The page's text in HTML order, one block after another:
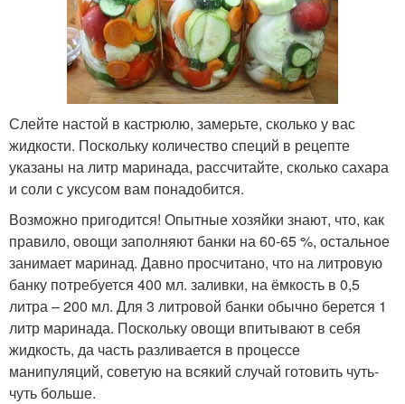
Слейте настой в кастрюлю, замерьте, сколько у вас
жидкости. Поскольку количество специй в рецепте
указаны на литр маринада, рассчитайте, сколько сахара
и соли с уксусом вам понадобится.
Возможно пригодится! Опытные хозяйки знают, что, как
правило, овощи заполняют банки на 60-65 %, остальное
занимает маринад. Давно просчитано, что на литровую
банку потребуется 400 мл. заливки, на ёмкость в 0,5
литра – 200 мл. Для 3 литровой банки обычно берется 1
литр маринада. Поскольку овощи впитывают в себя
жидкость, да часть разливается в процессе
манипуляций, советую на всякий случай готовить чуть-
чуть больше.